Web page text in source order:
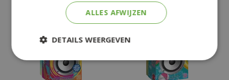
ALLES AFWIJZEN
DETAILS WEERGEVEN